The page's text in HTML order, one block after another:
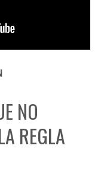
NO
REGLA